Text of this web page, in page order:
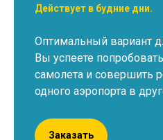
Действует в будние дни.
Оптимальный вариант
Вы успеете
самолета и совершить
одного аэропорта в
Заказать